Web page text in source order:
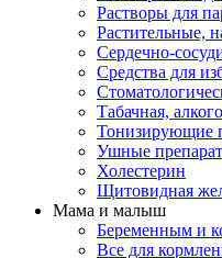
Растворы для
Растительные,
Сердечно-
Средства для
Табачная,
Тонизирующие
Ушные
Холестерин
Щитовидная
Мама и малыш
Беременным и
Все для